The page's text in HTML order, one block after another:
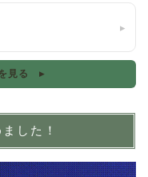
▸
を見る ▸
した！